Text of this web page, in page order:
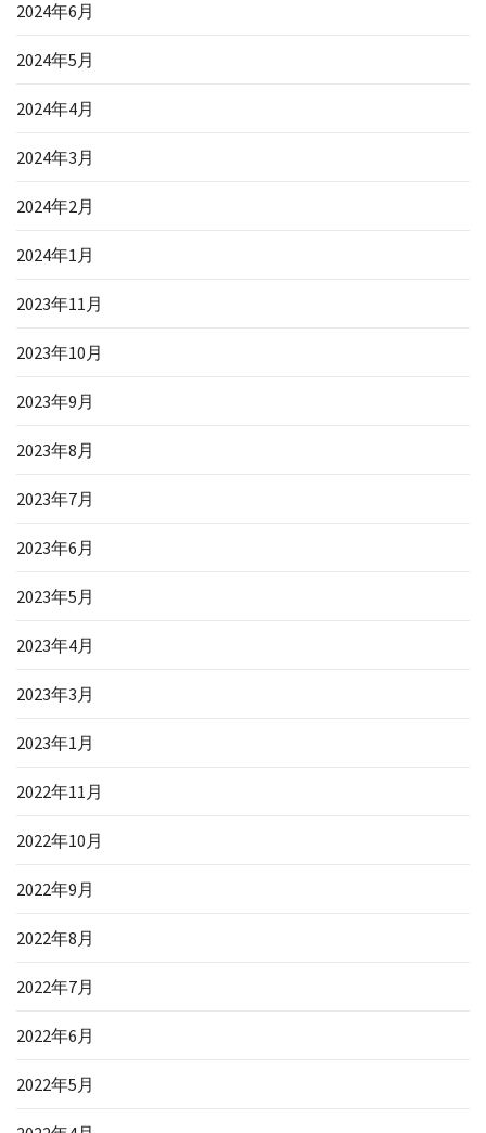
2024年6月
2024年5月
2024年4月
2024年3月
2024年2月
2024年1月
2023年11月
2023年10月
2023年9月
2023年8月
2023年7月
2023年6月
2023年5月
2023年4月
2023年3月
2023年1月
2022年11月
2022年10月
2022年9月
2022年8月
2022年7月
2022年6月
2022年5月